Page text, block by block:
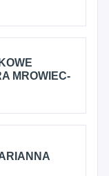
MROWIEC-